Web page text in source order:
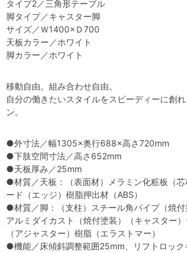
タイプ2／三角形テーブル
脚タイプ／キャスター脚
サイズ／Ｗ1400×Ｄ700
天板カラー／ホワイト
脚カラー／ホワイト
移動自由。組み合わせ自由。
自分の働きたいスタイルをスピーディーに創
ン。
●外寸法／幅1305×奥行688×高さ720mm
●下肢空間寸法／高さ652mm
●天板厚み／25mm
●材質／天板：（表面材）メラミン化粧板（
ード（エッジ）樹脂押出材（ABS）
●材質／脚：（支柱）スチール角パイプ（焼付
アルミダイカスト（焼付塗装）（キャスター）
（アジャスター）樹脂（エラストマー）
●機能／床傾斜調整範囲25mm、リフトロック